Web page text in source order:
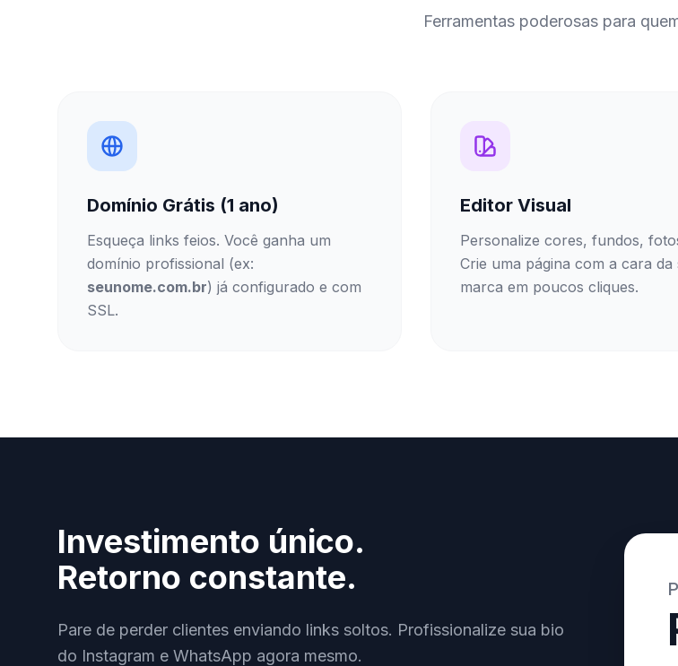
Ferramentas poderosas para
Domínio Grátis (1 ano)
Esqueça links feios. Você ganha um
domínio profissional (ex:
seunome.com.br) já configurado e com
SSL.
Editor Visual
Personalize cores, fundos,
Crie uma página com a cara da
marca em poucos cliques.
Investimento único.
Retorno constante.
Pare de perder clientes enviando links soltos. Profissionalize sua bio
do Instagram e WhatsApp agora mesmo.